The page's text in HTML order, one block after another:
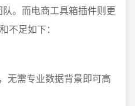
。而电商工具箱插件则更
不足如下：
无需专业数据背景即可高